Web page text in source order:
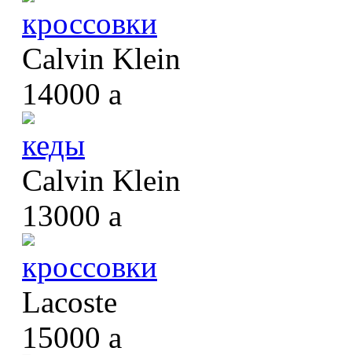
кроссовки
Calvin Klein
14000 a
кеды
Calvin Klein
13000 a
кроссовки
Lacoste
15000 a